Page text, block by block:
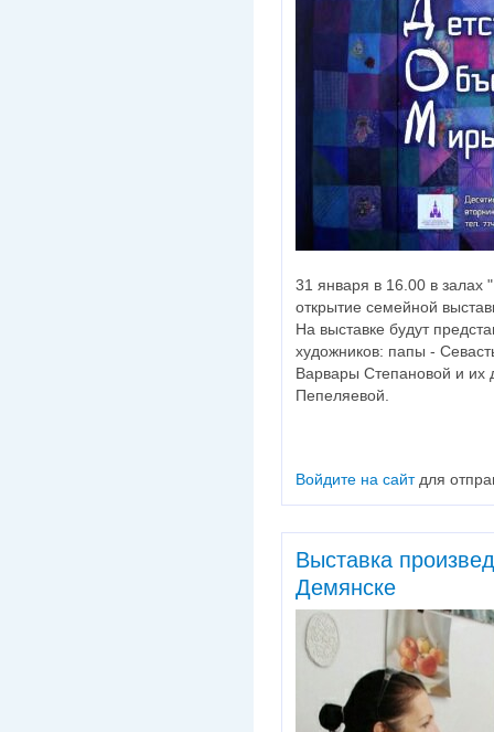
31 января в 16.00 в залах
открытие семейной
На выставке будут
художников: папы -
Варвары Степановой и их
Пепеляевой.
Войдите на сайтдля
Выставка
Демянске